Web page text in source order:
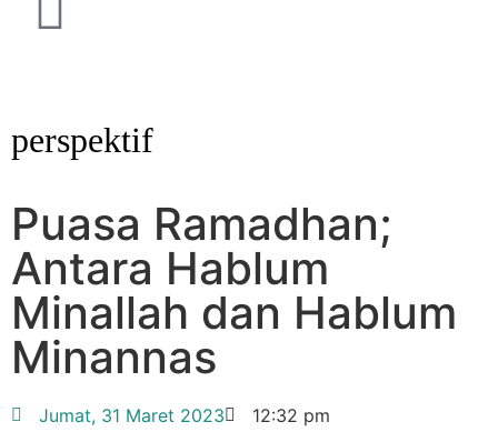
perspektif
Puasa Ramadhan;
Antara Hablum
Minallah dan Hablum
Minannas
Jumat, 31 Maret 2023 12:32 pm